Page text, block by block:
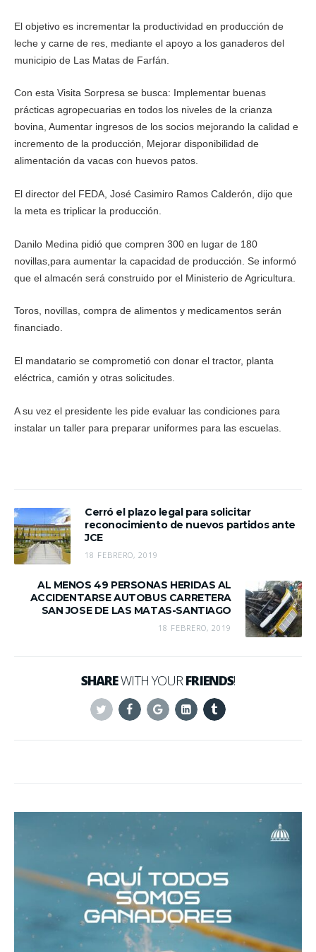
El objetivo es incrementar la productividad en producción de
leche y carne de res, mediante el apoyo a los ganaderos del
municipio de Las Matas de Farfán.
Con esta Visita Sorpresa se busca: Implementar buenas
prácticas agropecuarias en todos los niveles de la crianza
bovina, Aumentar ingresos de los socios mejorando la calidad e
incremento de la producción, Mejorar disponibilidad de
alimentación da vacas con huevos patos.
El director del FEDA, José Casimiro Ramos Calderón, dijo que
la meta es triplicar la producción.
Danilo Medina pidió que compren 300 en lugar de 180
novillas,para aumentar la capacidad de producción. Se informó
que el almacén será construido por el Ministerio de Agricultura.
Toros, novillas, compra de alimentos y medicamentos serán
financiado.
El mandatario se comprometió con donar el tractor, planta
eléctrica, camión y otras solicitudes.
A su vez el presidente les pide evaluar las condiciones para
instalar un taller para preparar uniformes para las escuelas.
Cerró el plazo legal para solicitar
reconocimiento de nuevos partidos ante
JCE
18 FEBRERO, 2019
AL MENOS 49 PERSONAS HERIDAS AL
ACCIDENTARSE AUTOBUS CARRETERA
SAN JOSE DE LAS MATAS-SANTIAGO
18 FEBRERO, 2019
SHAREWITH YOURFRIENDS!